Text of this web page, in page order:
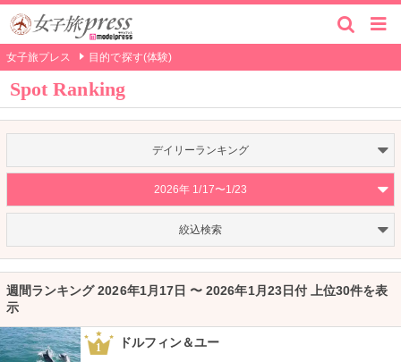
女子旅プレス 目的で探す(体験)
Spot Ranking
デイリーランキング
2026年 1/17〜1/23
絞込検索
週間ランキング 2026年1月17日 〜 2026年1月23日付 上位30件を表
示
1 ドルフィン＆ユー